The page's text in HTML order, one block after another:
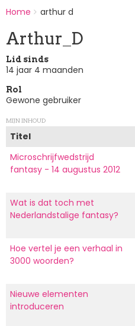
BREADCRUMBS
You
here:
Home arthur d
Arthur_D
Lid sinds
14 jaar 4 maanden
Rol
Gewone gebruiker
MIJN INHOUD
Titel
Microschrijfwedstrijd
fantasy - 14 augustus 2012
Wat is dat toch met
Nederlandstalige fantasy?
Hoe vertel je een verhaal in
3000 woorden?
Nieuwe elementen
introduceren